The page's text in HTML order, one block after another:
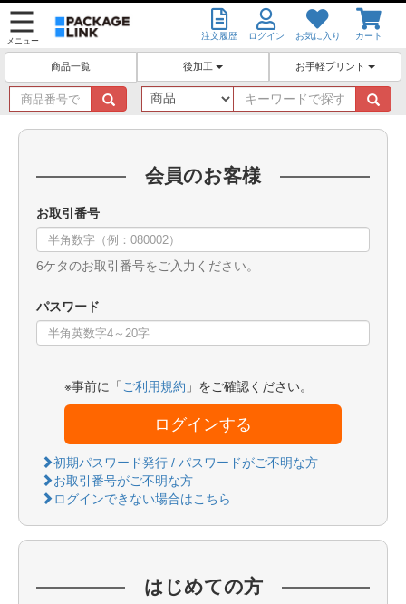
メニュー 注文履歴 ログイン お気に入り カート
商品一覧 後加工 お手軽プリント
商
品
番
キ
ー
ワ
会員のお客様
お取引番号
6ケタのお取引番号をご入力ください。
パスワード
※事前に「 ご利用規約 」をご確認ください。
ログインする
初期パスワード発行 / パスワードがご不明な方
お取引番号がご不明な方
ログインできない場合はこちら
はじめての方